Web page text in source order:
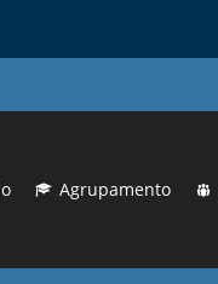
Agrupamento